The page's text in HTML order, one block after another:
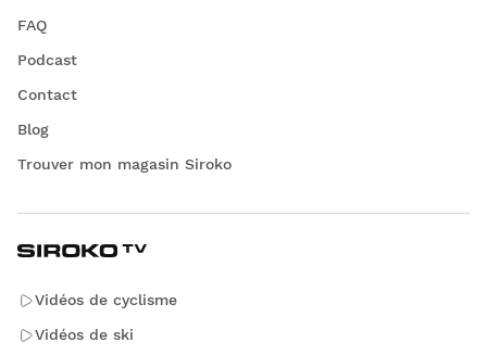
FAQ
Podcast
Contact
Blog
Trouver mon magasin Siroko
Vidéos de cyclisme
Vidéos de ski